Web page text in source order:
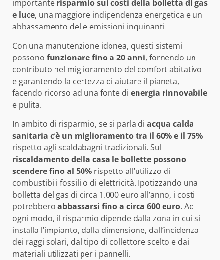
importante risparmio sui costi della bolletta di gas
e luce, una maggiore indipendenza energetica e un
abbassamento delle emissioni inquinanti.
Con una manutenzione idonea, questi sistemi
possono funzionare fino a 20 anni, fornendo un
contributo nel miglioramento del comfort abitativo
e garantendo la certezza di aiutare il pianeta,
facendo ricorso ad una fonte di energia rinnovabile
e pulita.
In ambito di risparmio, se si parla di acqua calda
sanitaria c’è un miglioramento tra il 60% e il 75%
rispetto agli scaldabagni tradizionali. Sul
riscaldamento della casa le bollette possono
scendere fino al 50% rispetto all’utilizzo di
combustibili fossili o di elettricità. Ipotizzando una
bolletta del gas di circa 1.000 euro all’anno, i costi
potrebbero abbassarsi fino a circa 600 euro. Ad
ogni modo, il risparmio dipende dalla zona in cui si
installa l’impianto, dalla dimensione, dall’incidenza
dei raggi solari, dal tipo di collettore scelto e dai
materiali utilizzati per i pannelli.